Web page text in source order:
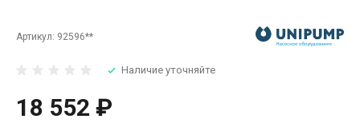
Артикул: 92596**
Наличие уточняйте
18 552 ₽